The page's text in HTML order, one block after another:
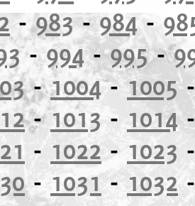
-983-984-
-994-995-
-1004-1005
-1013- 1014
- 1022 - 1023
-1031 -1032